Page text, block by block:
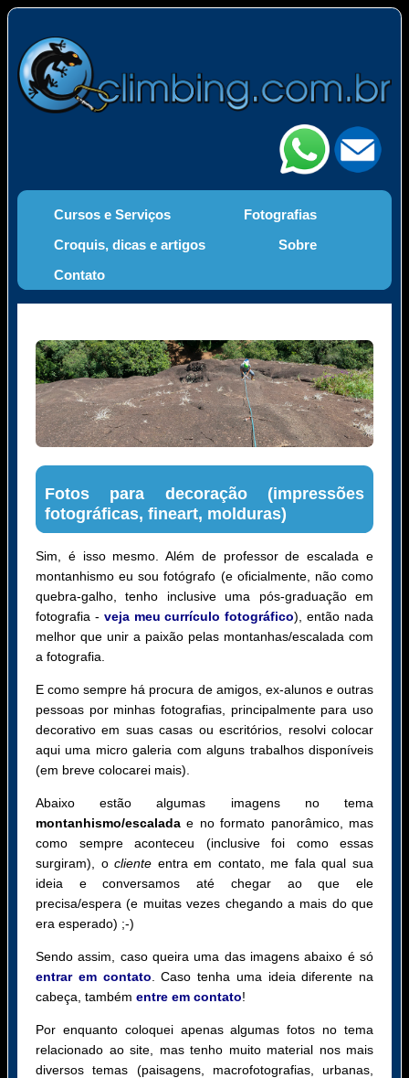
Cursos e Serviços
Fotografias
Croquis, dicas e artigos
Sobre
Contato
Fotos para decoração (impressões
fotográficas, fineart, molduras)
Sim, é isso mesmo. Além de professor de escalada e
montanhismo eu sou fotógrafo (e oficialmente, não como
quebra-galho, tenho inclusive uma pós-graduação em
fotografia - veja meu currículo fotográfico), então nada
melhor que unir a paixão pelas montanhas/escalada com
a fotografia.
E como sempre há procura de amigos, ex-alunos e outras
pessoas por minhas fotografias, principalmente para uso
decorativo em suas casas ou escritórios, resolvi colocar
aqui uma micro galeria com alguns trabalhos disponíveis
(em breve colocarei mais).
Abaixo estão algumas imagens no tema
montanhismo/escalada e no formato panorâmico, mas
como sempre aconteceu (inclusive foi como essas
surgiram), ocliente entra em contato, me fala qual sua
ideia e conversamos até chegar ao que ele
precisa/espera (e muitas vezes chegando a mais do que
era esperado) ;-)
Sendo assim, caso queira uma das imagens abaixo é só
entrar em contato . Caso tenha uma ideia diferente na
cabeça, também entre em contato!
Por enquanto coloquei apenas algumas fotos no tema
relacionado ao site, mas tenho muito material nos mais
diversos temas (paisagens, macrofotografias, urbanas,